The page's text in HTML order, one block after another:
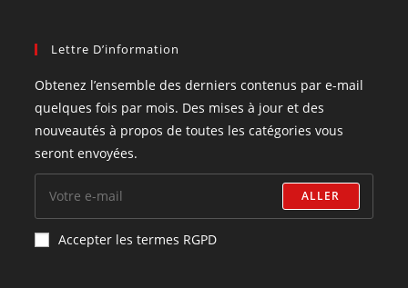
Lettre D’information
Obtenez l’ensemble des derniers contenus par e-mail
quelques fois par mois. Des mises à jour et des
nouveautés à propos de toutes les catégories vous
seront envoyées.
ALLER
Accepter les termes RGPD